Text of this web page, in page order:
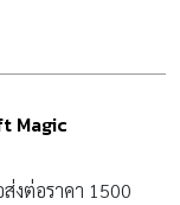
Magic
งต่อราคา 1500